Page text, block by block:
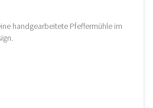
handgearbeitete Pfeffermühle im